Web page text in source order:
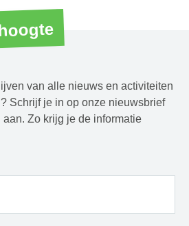
van alle nieuws en activiteiten
Schrijf je in op onze nieuwsbrief
Zo krijg je de informatie